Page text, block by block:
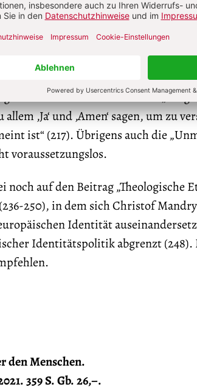
in Spannung zu den Vorgaben des
säkularen Gesprächspartnerinnen
Raum wird letztlich nur finden,
vertreten weiß. Lob-Hüdepohl
Habermas als Vertreter der
‚Ja‘ und ‚Amen‘ sagen, um zu
ist“ (217). Übrigens auch die
voraussetzungslos.
noch auf den Beitrag „Theologische
250), in dem sich Christof
Identität
Identitätspolitik abgrenzt (248).
den Menschen.
359 S. Gb. 26,–.